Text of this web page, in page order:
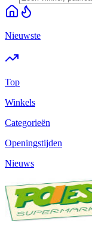
Nieuwste
Top
Winkels
Categorieën
Openingstijden
Nieuws